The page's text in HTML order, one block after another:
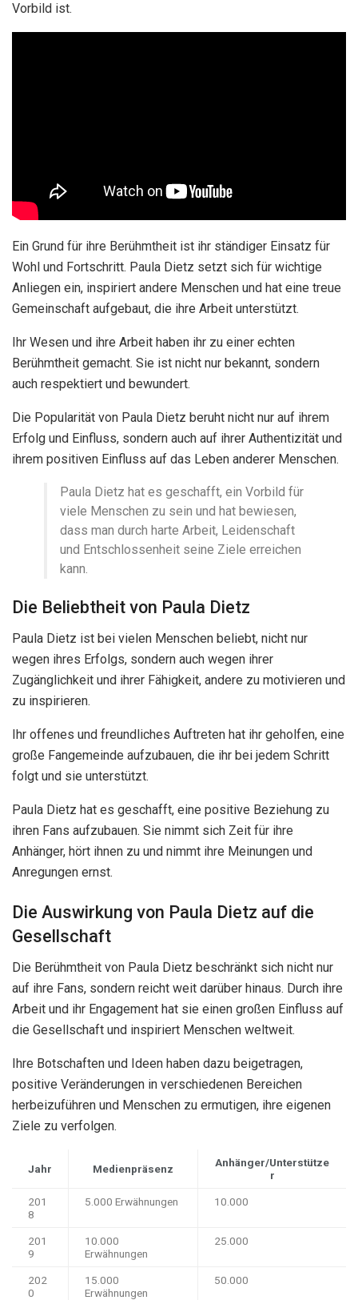
Vorbild ist.
Ein Grund für ihre Berühmtheit ist ihr ständiger Einsatz für
Wohl und Fortschritt. Paula Dietz setzt sich für wichtige
Anliegen ein, inspiriert andere Menschen und hat eine treue
Gemeinschaft aufgebaut, die ihre Arbeit unterstützt.
Ihr Wesen und ihre Arbeit haben ihr zu einer echten
Berühmtheit gemacht. Sie ist nicht nur bekannt, sondern
auch respektiert und bewundert.
Die Popularität von Paula Dietz beruht nicht nur auf ihrem
Erfolg und Einfluss, sondern auch auf ihrer Authentizität und
ihrem positiven Einfluss auf das Leben anderer Menschen.
Paula Dietz hat es geschafft, ein Vorbild für
viele Menschen zu sein und hat bewiesen,
dass man durch harte Arbeit, Leidenschaft
und Entschlossenheit seine Ziele erreichen
kann.
Die Beliebtheit von Paula Dietz
Paula Dietz ist bei vielen Menschen beliebt, nicht nur
wegen ihres Erfolgs, sondern auch wegen ihrer
Zugänglichkeit und ihrer Fähigkeit, andere zu motivieren und
zu inspirieren.
Ihr offenes und freundliches Auftreten hat ihr geholfen, eine
große Fangemeinde aufzubauen, die ihr bei jedem Schritt
folgt und sie unterstützt.
Paula Dietz hat es geschafft, eine positive Beziehung zu
ihren Fans aufzubauen. Sie nimmt sich Zeit für ihre
Anhänger, hört ihnen zu und nimmt ihre Meinungen und
Anregungen ernst.
Die Auswirkung von Paula Dietz auf die
Gesellschaft
Die Berühmtheit von Paula Dietz beschränkt sich nicht nur
auf ihre Fans, sondern reicht weit darüber hinaus. Durch ihre
Arbeit und ihr Engagement hat sie einen großen Einfluss auf
die Gesellschaft und inspiriert Menschen weltweit.
Ihre Botschaften und Ideen haben dazu beigetragen,
positive Veränderungen in verschiedenen Bereichen
herbeizuführen und Menschen zu ermutigen, ihre eigenen
Ziele zu verfolgen.
Jahr Medienpräsenz
Anhänger/Unterstütze
r
201
8
5.000 Erwähnungen 10.000
201
9
10.000
Erwähnungen
25.000
202
0
15.000
Erwähnungen
50.000